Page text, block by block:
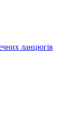
ланцюгів